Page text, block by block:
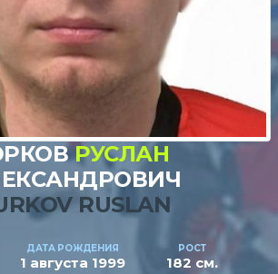
РУСЛАН
RUSLAN
ДАТА РОЖДЕНИЯ
1 августа 1999
РОСТ
182 см.